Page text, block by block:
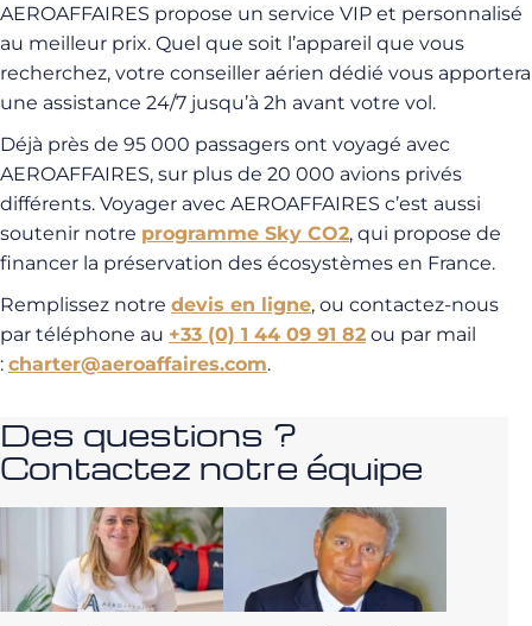
AEROAFFAIRES propose un service VIP et personnalisé
au meilleur prix. Quel que soit l’appareil que vous
recherchez, votre conseiller aérien dédié vous apportera
une assistance 24/7 jusqu’à 2h avant votre vol.
Déjà près de 95 000 passagers ont voyagé avec
AEROAFFAIRES, sur plus de 20 000 avions privés
différents. Voyager avec AEROAFFAIRES c’est aussi
soutenir notre programme Sky CO2, qui propose de
financer la préservation des écosystèmes en France.
Remplissez notre devis en ligne, ou contactez-nous
par téléphone au +33 (0) 1 44 09 91 82 ou par mail
: charter@aeroaffaires.com.
Des questions ?
Contactez notre équipe